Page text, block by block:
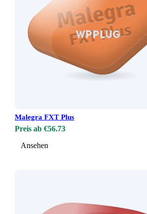
Malegra FXT Plus
Preis ab €56.73
Ansehen